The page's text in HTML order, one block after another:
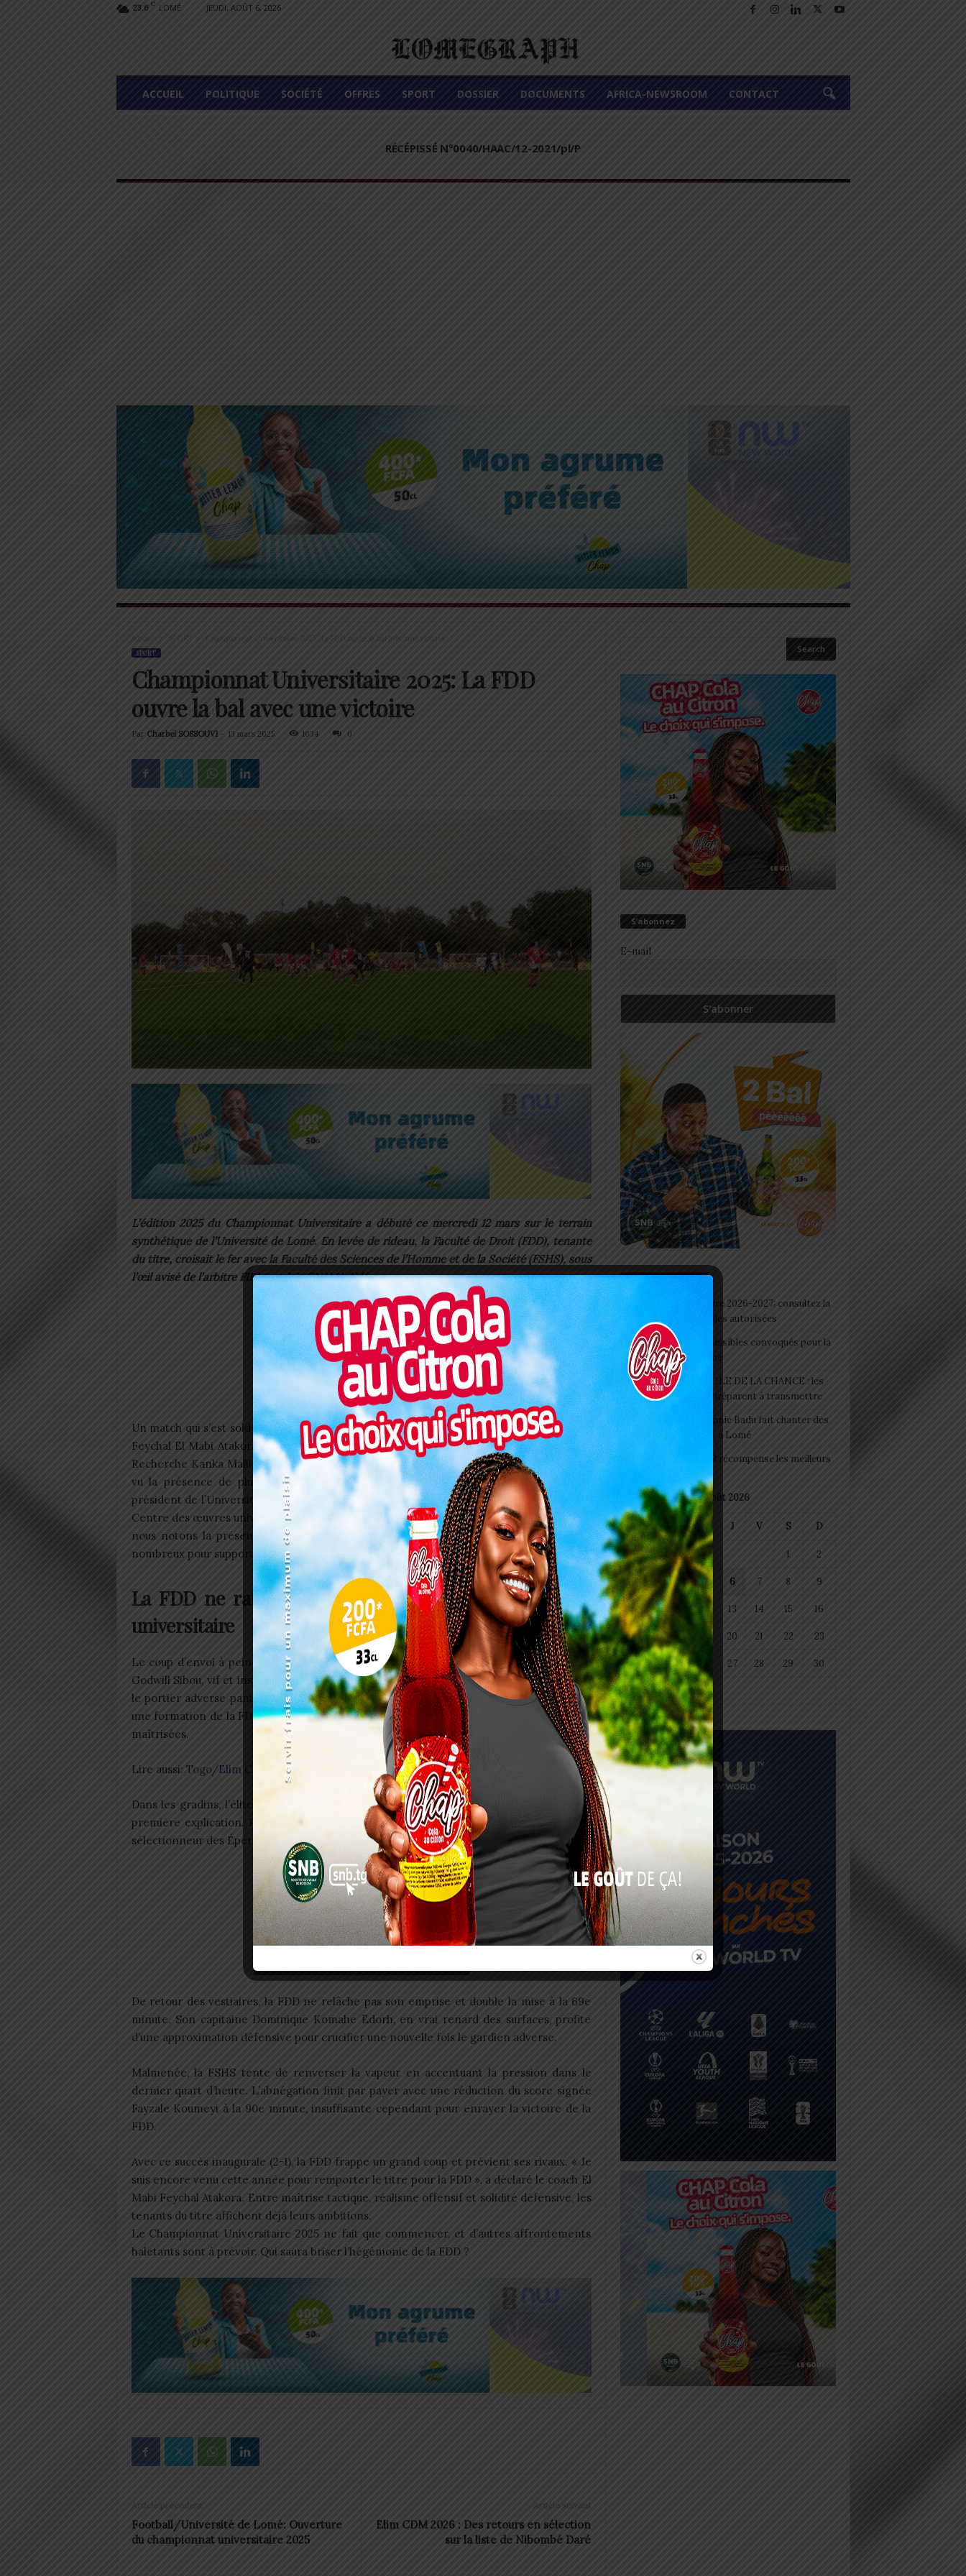
23.6 C LOMÉ JEUDI, AOÛT 6, 2026
L
M
ACCUEIL POLITIQUE SOCIÉTÉ OFFRES SPORT DOSSIER DOCUMENTS AFRICA-NEWSROOM CONTACT
RÉCÉPISSÉ N°0040/HAAC/12-2021/pl/P
Accueil SPORT Championnat Universitaire 2025: La FDD ouvre la bal avec une victoire
SPORT
Championnat Universitaire 2025: La FDD
ouvre la bal avec une victoire
Par Charbel SOSSOUVI- 13 mars 2025 1034 0
L’édition 2025 du Championnat Universitaire a débuté ce mercredi 12 mars sur le terrain
synthétique de l’Université de Lomé. En levée de rideau, la Faculté de Droit (FDD), tenante
du titre, croisait le fer avec la Faculté des Sciences de l’Homme et de la Société (FSHS), sous
l’œil avisé de l’arbitre FIFA togolais GNAMA Aklésso.
Un match qui s’est soldé sur un score de deux buts à un en faveur des protégés du coach
Feychal El Mabi Atakora. Présidée par le ministre de l’Enseignement supérieur et de la
Recherche Kanka Malik Natchaba, l’ouverture du championnat universitaire 2025 a aussi
vu la présence de plusieurs autres personnalités. Parmi eux, nous pouvons citer le
président de l’Université de Lomé, professeur Adama Mawulé Kpodar et la directrice du
Centre des œuvres universitaires de Lomé (COUL), professeur Adzo Dzifa Kokutsè. Aussi,
nous notons la présence de certaines autorités académiques et desétudiantssortis
nombreux pour supporter leurs équipes.
La FDD ne rate pas son entrée dans le championnat
universitaire
Le coup d’envoi à peine donné, la FDD pose d’emblée son empreinte sur la rencontre.
Godwill Sibou, vif et inspiré, ouvre le score à la 7e minute d’une frappe clinique qui laisse
le portier adverse pantois. Cueillie à froid, la FSHS peine à sortir la tête de l’eau face à
une formation de la FDD bien en place, alternant pressing haut et phases de possession
maîtrisées.
Lire aussi: Togo/Elim CDM 2026: Yaya Achirafou sera de la partie
Dans les gradins, l’élite du football togolais et des universités suit avec attention cette
première explication. Parmi les figures de proue présentes, le Professeur Batawilla, le
sélectionneur des Éperviers Nibombé Daré, et plusieurs cadres influents du ballon rond.
De retour des vestiaires, la FDD ne relâche pas son emprise et double la mise à la 69e
minute. Son capitaine Dominique Komahe Edorh, en vrai renard des surfaces, profite
d’une approximation défensive pour crucifier une nouvelle fois le gardien adverse.
Malmenée, la FSHS tente de renverser la vapeur en accentuant la pression dans le
dernier quart d’heure. L’abnégation finit par payer avec une réduction du score signée
Fayzale Koumeyi à la 90e minute, insuffisante cependant pour enrayer la victoire de la
FDD.
Avec ce succès inaugurale (2-1), la FDD frappe un grand coup et prévient ses rivaux. « Je
suis encore venu cette année pour remporter le titre pour la FDD », a déclaré le coach El
Mabi Feychal Atakora. Entre maîtrise tactique, réalisme offensif et solidité défensive, les
tenants du titre affichent déjà leurs ambitions.
Le Championnat Universitaire 2025 ne fait que commencer, et d’autres affrontements
haletants sont à prévoir. Qui saura briser l’hégémonie de la FDD ?
Article précédent
Football/Université de Lomé: Ouverture
du championnat universitaire 2025
Article suivant
Elim CDM 2026 : Des retours en sélection
sur la liste de Nibombé Daré
S’abonnez
E-mail
Articles récents
Togo/ Rentrée scolaire 2026-2027: consultez la
liste officielle des écoles autorisées
ESSAL 2026 : les admissibles convoqués pour la
visite médicale à Lomé
SWEDD+ Togo / ECOLE DE LA CHANCE : les
maitres-artisans se préparent à transmettre
Glory Night 2026: Sonnie Badu fait chanter des
milliers de personnes à Lomé
Vogan : AGRI-ESPOIR récompense les meilleurs
août 2026
L M M J V S D
1 2
3 4 5 6 7 8 9
10 11 12 13 14 15 16
17 18 20 21 22 23
24 25 26 27 28 29 30
31
« Juil